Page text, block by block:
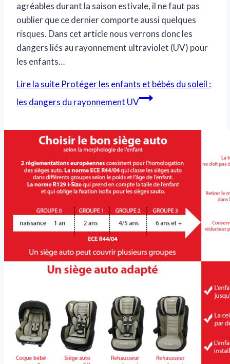
agréables durant la saison estivale, il ne faut pas
oublier que ce dernier comporte aussi quelques
risques. Dans cet article nous verrons donc les
dangers liés au rayonnement ultraviolet (UV) pour
les enfants…
Lire la suite Protéger les enfants et bébés du soleil :
les dangers du rayonnement UV